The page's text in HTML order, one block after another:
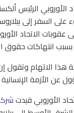
الأوروبي الرئيس
على السفر إلى
عقوبات الاتحاد
بسبب انتهاكات حقوق
هذا الاتهام وتقول
عن الأزمة
الأوروبي قيدت